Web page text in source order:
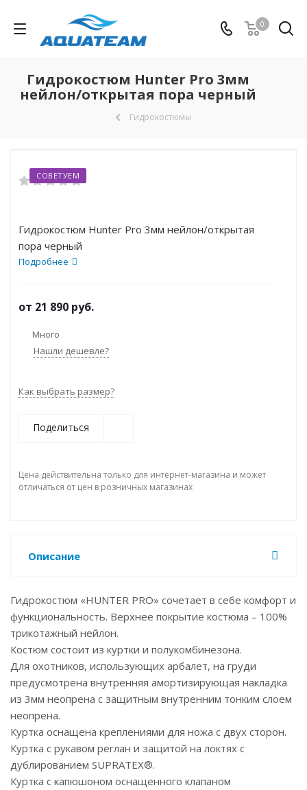
0
Гидрокостюм Hunter Pro 3мм
нейлон/открытая пора черный
Гидрокостюмы
СОВЕТУЕМ
Гидрокостюм Hunter Pro 3мм нейлон/открытая
пора черный
Подробнее
от 21 890 руб.
Много
Нашли дешевле?
Как выбрать размер?
Поделиться
Цена действительна только для интернет-магазина и может
отличаться от цен в розничных магазинах
Описание
Гидрокостюм «HUNTER PRO» сочетает в себе комфорт и
функциональность. Верхнее покрытие костюма – 100%
трикотажный нейлон.
Костюм состоит из куртки и полукомбинезона.
Для охотников, использующих арбалет, на груди
предусмотрена внутренняя амортизирующая накладка
из 3мм неопрена с защитным внутренним тонким слоем
неопрена.
Куртка оснащена креплениями для ножа с двух сторон.
Куртка с рукавом реглан и защитой на локтях с
дублированием SUPRATEX®.
Куртка с капюшоном оснащенного клапаном